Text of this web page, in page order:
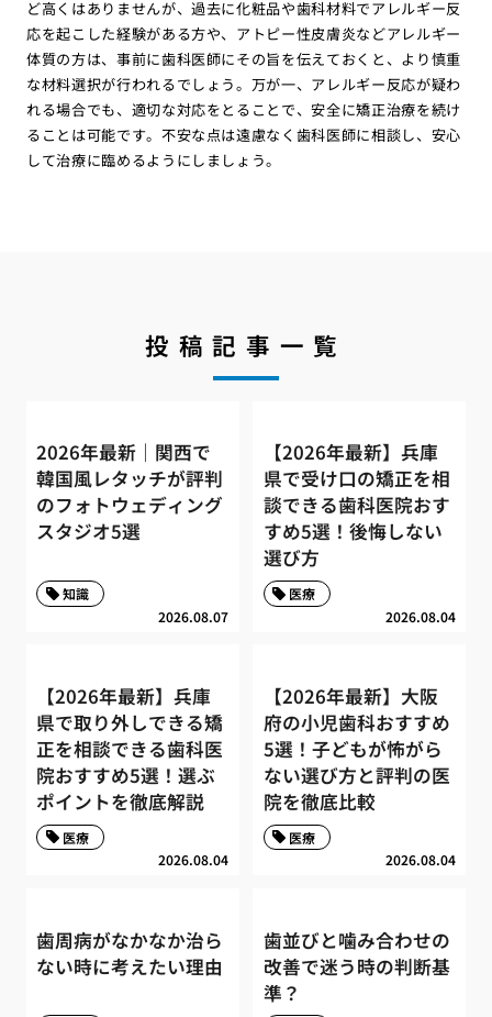
ど高くはありませんが、過去に化粧品や歯科材料でアレルギー反
応を起こした経験がある方や、アトピー性皮膚炎などアレルギー
体質の方は、事前に歯科医師にその旨を伝えておくと、より慎重
な材料選択が行われるでしょう。万が一、アレルギー反応が疑わ
れる場合でも、適切な対応をとることで、安全に矯正治療を続け
ることは可能です。不安な点は遠慮なく歯科医師に相談し、安心
して治療に臨めるようにしましょう。
投稿記事一覧
2026年最新｜関西で
韓国風レタッチが評判
のフォトウェディング
スタジオ5選
2026.08.07
知識
【2026年最新】兵庫
県で受け口の矯正を相
談できる歯科医院おす
すめ5選！後悔しない
選び方
2026.08.04
医療
【2026年最新】兵庫
県で取り外しできる矯
正を相談できる歯科医
院おすすめ5選！選ぶ
ポイントを徹底解説
2026.08.04
医療
【2026年最新】大阪
府の小児歯科おすすめ
5選！子どもが怖がら
ない選び方と評判の医
院を徹底比較
2026.08.04
医療
歯周病がなかなか治ら
ない時に考えたい理由
歯並びと噛み合わせの
改善で迷う時の判断基
準？